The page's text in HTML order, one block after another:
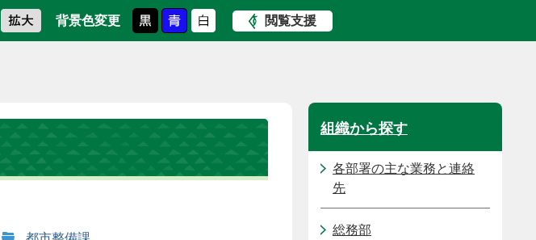
背景色変更 閲覧支援
組織から探す
各部署の主な業務と連絡
先
総務部